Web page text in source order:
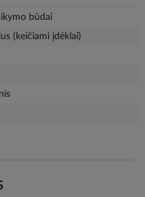
būdai
(keičiami įdėklai)